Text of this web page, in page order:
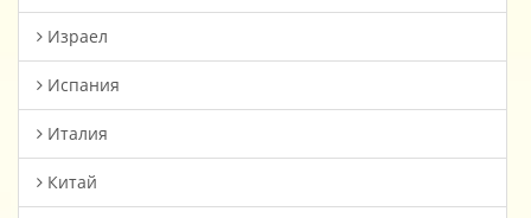
Израел
Испания
Италия
Китай